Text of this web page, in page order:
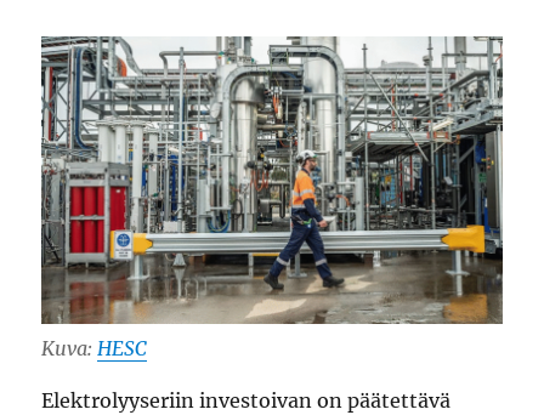
Kuva:HESC
Elektrolyyseriin investoivan on päätettävä